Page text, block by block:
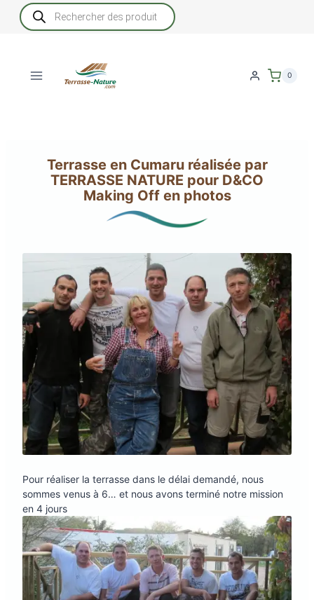
Recherche
de
produits
0
Terrasse en Cumaru réalisée par
TERRASSE NATURE pour D&CO
Making Off en photos
Pour réaliser la terrasse dans le délai demandé, nous
sommes venus à 6… et nous avons terminé notre mission
en 4 jours